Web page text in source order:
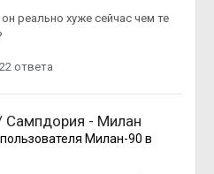
реально хуже сейчас чем те
ответа
Сампдория - Милан
Милан-90 в